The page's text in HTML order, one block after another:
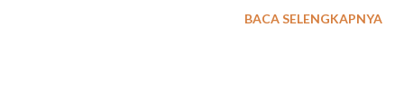
seakan menjadi tujuan wisata para wisatawan yang berkunjung
BACA SELENGKAPNYA